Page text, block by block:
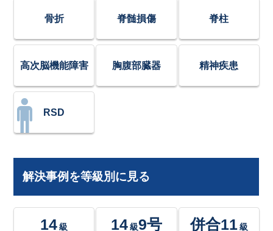
骨折 脊髄損傷 脊柱
高次脳機能障害 胸腹部臓器 精神疾患
RSD
解決事例を等級別に見る
14 級 14級9号 併合11 級